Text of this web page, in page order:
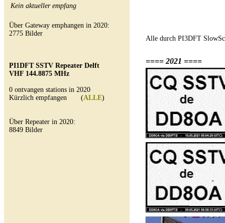
Kein aktueller empfang
Über Gateway emphangen in 2020:
2775 Bilder
PI1DFT SSTV Repeater Delft
VHF 144.8875 MHz
0 ontvangen stations in 2020
Kürzlich empfangen (ALLE)
Über Repeater in 2020:
8849 Bilder
Alle durch PI3DFT
==== 2021 ====